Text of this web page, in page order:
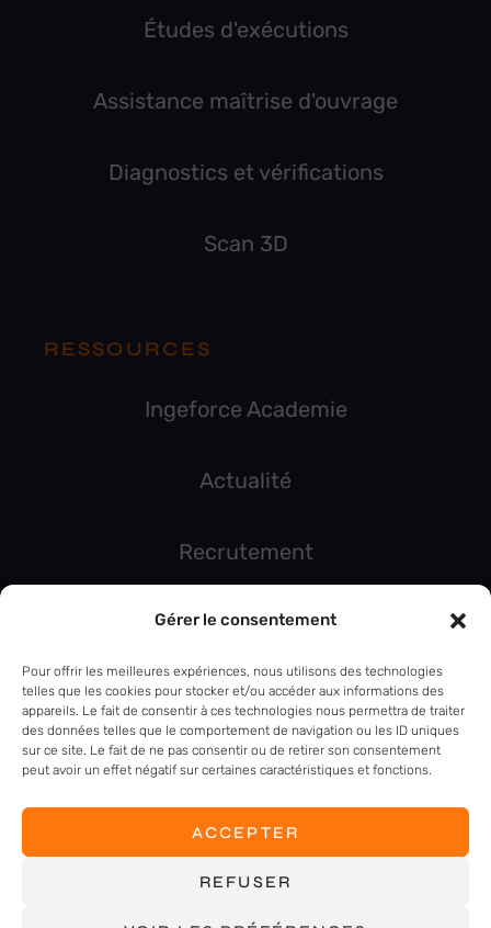
Gérer le consentement
Pour offrir les meilleures expériences, nous utilisons des technologies
telles que les cookies pour stocker et/ou accéder aux informations des
appareils. Le fait de consentir à ces technologies nous permettra de traiter
des données telles que le comportement de navigation ou les ID uniques
sur ce site. Le fait de ne pas consentir ou de retirer son consentement
peut avoir un effet négatif sur certaines caractéristiques et fonctions.
ACCEPTER
REFUSER
Études d'exécutions
Assistance maîtrise d'ouvrage
Diagnostics et vérifications
Scan 3D
RESSOURCES
Ingeforce Academie
Actualité
Recrutement
POLITIQUE DE CONFIDENTIALITÉ